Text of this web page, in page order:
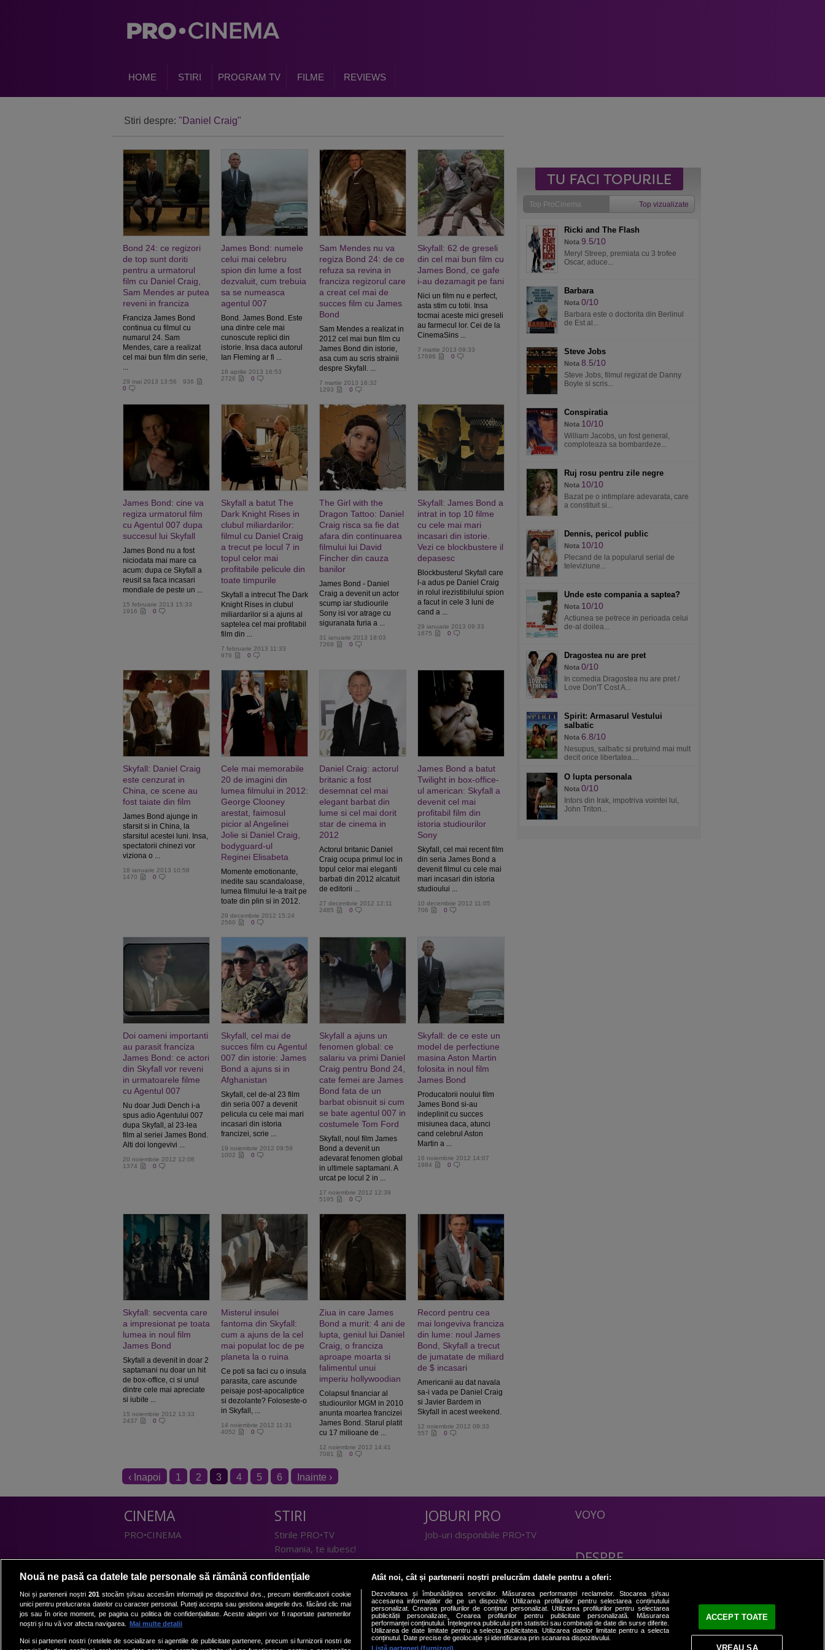
HOME STIRI PROGRAM TV FILME REVIEWS
Stiri despre: "Daniel Craig"
Bond 24: ce regizori
de top sunt doriti
pentru a urmatorul
film cu Daniel Craig,
Sam Mendes ar putea
reveni in franciza
Franciza James Bond
continua cu filmul cu
numarul 24. Sam
Mendes, care a realizat
cel mai bun film din serie,
...
29 mai 2013 13:56
936
0
James Bond: numele
celui mai celebru
spion din lume a fost
dezvaluit, cum trebuia
sa se numeasca
agentul 007
Bond. James Bond. Este
una dintre cele mai
cunoscute replici din
istorie. Insa daca autorul
Ian Fleming ar fi ...
16 aprilie 2013 16:53
2726
0
Sam Mendes nu va
regiza Bond 24: de ce
refuza sa revina in
franciza regizorul care
a creat cel mai de
succes film cu James
Bond
Sam Mendes a realizat in
2012 cel mai bun film cu
James Bond din istorie,
asa cum au scris strainii
despre Skyfall. ...
7 martie 2013 16:32
1293
0
Skyfall: 62 de greseli
din cel mai bun film cu
James Bond, ce gafe
i-au dezamagit pe fani
Nici un film nu e perfect,
asta stim cu totii. Insa
tocmai aceste mici greseli
au farmecul lor. Cei de la
CinemaSins ...
7 martie 2013 09:33
17696
0
James Bond: cine va
regiza urmatorul film
cu Agentul 007 dupa
succesul lui Skyfall
James Bond nu a fost
niciodata mai mare ca
acum: dupa ce Skyfall a
reusit sa faca incasari
mondiale de peste un ...
15 februarie 2013 15:33
1916
0
Skyfall a batut The
Dark Knight Rises in
clubul miliardarilor:
filmul cu Daniel Craig
a trecut pe locul 7 in
topul celor mai
profitabile pelicule din
toate timpurile
Skyfall a intrecut The Dark
Knight Rises in clubul
miliardarilor si a ajuns al
saptelea cel mai profitabil
film din ...
7 februarie 2013 11:33
976
0
The Girl with the
Dragon Tattoo: Daniel
Craig risca sa fie dat
afara din continuarea
filmului lui David
Fincher din cauza
banilor
James Bond - Daniel
Craig a devenit un actor
scump iar studiourile
Sony isi vor atrage cu
siguranata furia a ...
31 ianuarie 2013 18:03
7268
0
Skyfall: James Bond a
intrat in top 10 filme
cu cele mai mari
incasari din istorie.
Vezi ce blockbustere il
depasesc
Blockbusterul Skyfall care
l-a adus pe Daniel Craig
in rolul irezistibilului spion
a facut in cele 3 luni de
cand a ...
29 ianuarie 2013 09:33
1675
0
Skyfall: Daniel Craig
este cenzurat in
China, ce scene au
fost taiate din film
James Bond ajunge in
sfarsit si in China, la
sfarsitul acestei luni. Insa,
spectatorii chinezi vor
viziona o ...
18 ianuarie 2013 10:58
1470
0
Cele mai memorabile
20 de imagini din
lumea filmului in 2012:
George Clooney
arestat, faimosul
picior al Angelinei
Jolie si Daniel Craig,
bodyguard-ul
Reginei Elisabeta
Momente emotionante,
inedite sau scandaloase,
lumea filmului le-a trait pe
toate din plin si in 2012.
29 decembrie 2012 15:24
2560
0
Daniel Craig: actorul
britanic a fost
desemnat cel mai
elegant barbat din
lume si cel mai dorit
star de cinema in
2012
Actorul britanic Daniel
Craig ocupa primul loc in
topul celor mai eleganti
barbati din 2012 alcatuit
de editorii ...
27 decembrie 2012 12:11
2485
0
James Bond a batut
Twilight in box-office-
ul american: Skyfall a
devenit cel mai
profitabil film din
istoria studiourilor
Sony
Skyfall, cel mai recent film
din seria James Bond a
devenit filmul cu cele mai
mari incasari din istoria
studioului ...
10 decembrie 2012 11:05
706
0
Doi oameni importanti
au parasit franciza
James Bond: ce actori
din Skyfall vor reveni
in urmatoarele filme
cu Agentul 007
Nu doar Judi Dench i-a
spus adio Agentului 007
dupa Skyfall, al 23-lea
film al seriei James Bond.
Alti doi longevivi ...
20 noiembrie 2012 12:08
1374
0
Skyfall, cel mai de
succes film cu Agentul
007 din istorie: James
Bond a ajuns si in
Afghanistan
Skyfall, cel de-al 23 film
din seria 007 a devenit
pelicula cu cele mai mari
incasari din istoria
francizei, scrie ...
19 noiembrie 2012 09:59
1002
0
Skyfall a ajuns un
fenomen global: ce
salariu va primi Daniel
Craig pentru Bond 24,
cate femei are James
Bond fata de un
barbat obisnuit si cum
se bate agentul 007 in
costumele Tom Ford
Skyfall, noul film James
Bond a devenit un
adevarat fenomen global
in ultimele saptamani. A
urcat pe locul 2 in ...
17 noiembrie 2012 12:39
5195
0
Skyfall: de ce este un
model de perfectiune
masina Aston Martin
folosita in noul film
James Bond
Producatorii noului film
James Bond si-au
indeplinit cu succes
misiunea daca, atunci
cand celebrul Aston
Martin a ...
16 noiembrie 2012 14:07
1984
0
Skyfall: secventa care
a impresionat pe toata
lumea in noul film
James Bond
Skyfall a devenit in doar 2
saptamani nu doar un hit
de box-office, ci si unul
dintre cele mai apreciate
si iubite ...
15 noiembrie 2012 13:33
2437
0
Misterul insulei
fantoma din Skyfall:
cum a ajuns de la cel
mai populat loc de pe
planeta la o ruina
Ce poti sa faci cu o insula
parasita, care ascunde
peisaje post-apocaliptice
si dezolante? Foloseste-o
in Skyfall, ...
14 noiembrie 2012 11:31
4052
0
Ziua in care James
Bond a murit: 4 ani de
lupta, geniul lui Daniel
Craig, o franciza
aproape moarta si
falimentul unui
imperiu hollywoodian
Colapsul financiar al
studiourilor MGM in 2010
anunta moartea francizei
James Bond. Starul platit
cu 17 milioane de ...
12 noiembrie 2012 14:41
7081
0
Record pentru cea
mai longeviva franciza
din lume: noul James
Bond, Skyfall a trecut
de jumatate de miliard
de $ incasari
Americanii au dat navala
sa-i vada pe Daniel Craig
si Javier Bardem in
Skyfall in acest weekend.
12 noiembrie 2012 09:33
557
0
‹ Inapoi 1 2 3 4 5 6 Inainte ›
Top ProCinema Top vizualizate
Ricki and The Flash
Nota 9.5/10
Meryl Streep, premiata cu 3 trofee
Oscar, aduce...
Barbara
Nota 0/10
Barbara este o doctorita din Berlinul
de Est al...
Steve Jobs
Nota 8.5/10
Steve Jobs, filmul regizat de Danny
Boyle si scris...
Conspiratia
Nota 10/10
William Jacobs, un fost general,
comploteaza sa bombardeze...
Ruj rosu pentru zile negre
Nota 10/10
Bazat pe o intimplare adevarata, care
a constituit si...
Dennis, pericol public
Nota 10/10
Plecand de la popularul serial de
televiziune...
Unde este compania a saptea?
Nota 10/10
Actiunea se petrece in perioada celui
de-al doilea...
Dragostea nu are pret
Nota 0/10
In comedia Dragostea nu are pret /
Love Don'T Cost A...
Spirit: Armasarul Vestului
salbatic
Nota 6.8/10
Nesupus, salbatic si pretuind mai mult
decit orice libertatea....
O lupta personala
Nota 0/10
Intors din Irak, impotriva vointei lui,
John Triton...
CINEMA
PRO•CINEMA
DIVERTISMENT
PRO•TV
Romanii au talent
Vocea Romaniei
Las Fierbinti
STIRI
Stirile PRO•TV
Romania, te iubesc!
TEHNOLOGIE
I Like IT
JOBURI PRO
Job-uri disponibile PRO•TV
LIFESTYLE
Doctor de Bine
Acasă
Acasă Gold
Perfecte
VOYO
DESPRE
Politica Confidentialitate
Contact
Nouă ne pasă ca datele tale personale să rămână confidențiale
Noi și partenerii noștri 201stocăm și/sau accesăm informații pe dispozitivul dvs., precum identificatorii cookie
unici pentru prelucrarea datelor cu caracter personal. Puteți accepta sau gestiona alegerile dvs. făcând clic mai
jos sau în orice moment, pe pagina cu politica de confidențialitate. Aceste alegeri vor fi raportate partenerilor
noștri și nu vă vor afecta navigarea.
Mai multe detalii
Noi si partenerii nostri (retelele de socializare si agentiile de publicitate partenere, precum si furnizorii nostri de
Atât noi, cât și partenerii noștri prelucrăm datele pentru a oferi:
Dezvoltarea și îmbunătățirea serviciilor. Măsurarea performanței reclamelor. Stocarea și/sau
accesarea informațiilor de pe un dispozitiv. Utilizarea profilurilor pentru selectarea conținutului
personalizat. Crearea profilurilor de conținut personalizat. Utilizarea profilurilor pentru selectarea
publicității personalizate. Crearea profilurilor pentru publicitate personalizată. Măsurarea
performanței conținutului. Înțelegerea publicului prin statistici sau combinații de date din surse diferite.
Utilizarea de date limitate pentru a selecta publicitatea. Utilizarea datelor limitate pentru a selecta
conținutul. Date precise de geolocație și identificarea prin scanarea dispozitivului.
Listă parteneri (furnizori)
ACCEPT TOATE
VREAU SA